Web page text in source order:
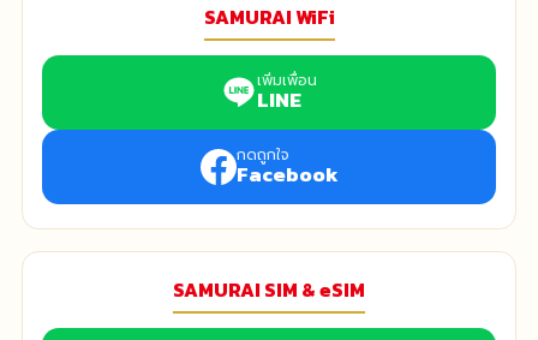
SAMURAI WiFi
เพิ่มเพื่อน
LINE
กดถูกใจ
Facebook
SAMURAI SIM & eSIM